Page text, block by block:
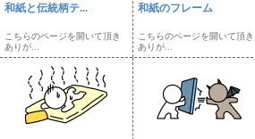
和紙と伝統柄テ...
こちらのページを開いて頂き
ありが...
和紙のフレーム
こちらのページを開いて頂き
ありが...